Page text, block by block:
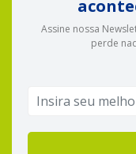
Assine nossa
perde